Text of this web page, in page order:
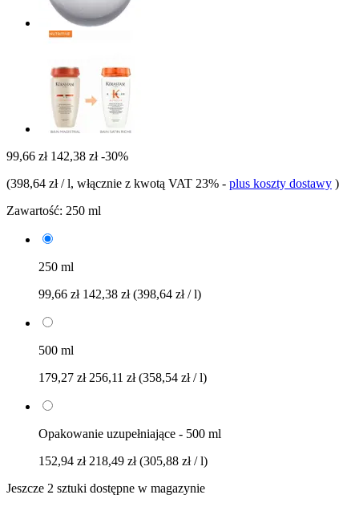
99,66 zł 142,38 zł -30%
(398,64 zł / l, włącznie z kwotą VAT 23% - plus koszty dostawy )
Zawartość: 250 ml
250 ml
99,66 zł 142,38 zł (398,64 zł / l)
500 ml
179,27 zł 256,11 zł (358,54 zł / l)
Opakowanie uzupełniające - 500 ml
152,94 zł 218,49 zł (305,88 zł / l)
Jeszcze 2 sztuki dostępne w magazynie